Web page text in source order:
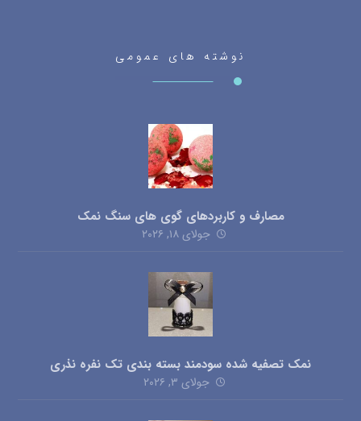
نوشته های عمومی
مصارف و کاربردهای گوی های سنگ نمک
جولای ۱۸, ۲۰۲۶
نمک تصفیه شده سودمند بسته بندی تک نفره نذری
جولای ۳, ۲۰۲۶